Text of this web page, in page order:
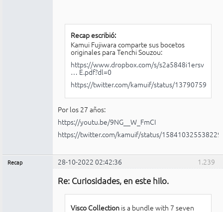
Recap escribió:
Kamui Fujiwara comparte sus bocetos
originales para Tenchi Souzou:
https://www.dropbox.com/s/s2a5848i1ersv
… E.pdf?dl=0
https://twitter.com/kamuif/status/
Por los 27 años:
https://youtu.be/9NG__W_FmCI
https://twitter.com/kamuif/status/
1.239
Recap 28-10-2022 02:42:36
Re: Curiosidades, en este hilo.
Visco Collectionis a bundle with 7 seven